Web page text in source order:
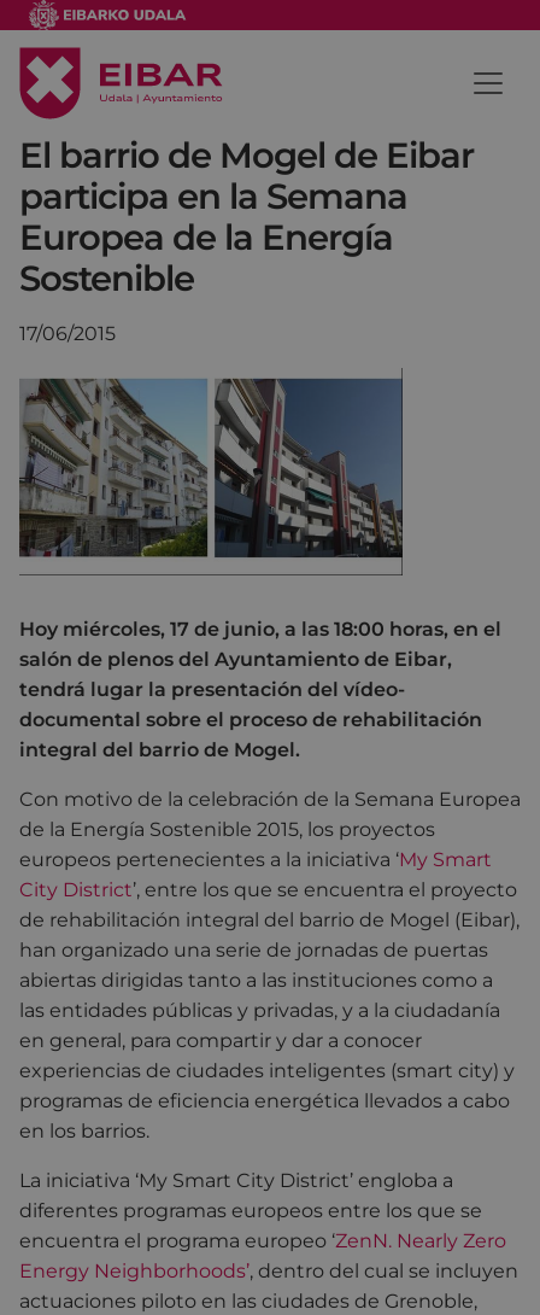
El barrio de Mogel de Eibar
participa en la Semana
Europea de la Energía
Sostenible
17/06/2015
Hoy miércoles, 17 de junio, a las 18:00 horas, en el
salón de plenos del Ayuntamiento de Eibar,
tendrá lugar la presentación del vídeo-
documental sobre el proceso de rehabilitación
integral del barrio de Mogel.
Con motivo de la celebración de la Semana Europea
de la Energía Sostenible 2015, los proyectos
europeos pertenecientes a la iniciativa ‘My Smart
City District’, entre los que se encuentra el proyecto
de rehabilitación integral del barrio de Mogel (Eibar),
han organizado una serie de jornadas de puertas
abiertas dirigidas tanto a las instituciones como a
las entidades públicas y privadas, y a la ciudadanía
en general, para compartir y dar a conocer
experiencias de ciudades inteligentes (smart city) y
programas de eficiencia energética llevados a cabo
en los barrios.
La iniciativa ‘My Smart City District’ engloba a
diferentes programas europeos entre los que se
encuentra el programa europeo ‘ZenN. Nearly Zero
Energy Neighborhoods’, dentro del cual se incluyen
actuaciones piloto en las ciudades de Grenoble,